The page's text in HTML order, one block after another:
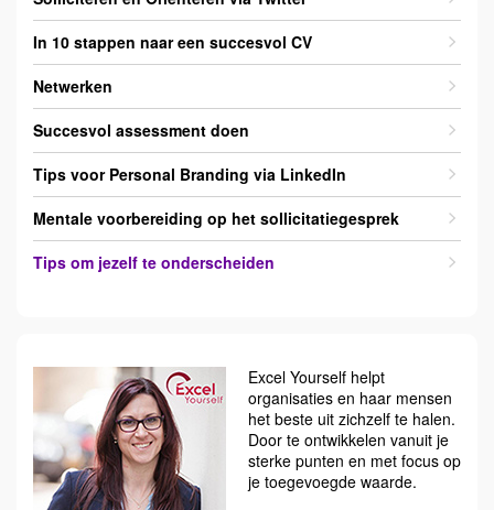
In 10 stappen naar een succesvol CV
Netwerken
Succesvol assessment doen
Tips voor Personal Branding via LinkedIn
Mentale voorbereiding op het sollicitatiegesprek
Tips om jezelf te onderscheiden
Excel Yourself helpt
organisaties en haar mensen
het beste uit zichzelf te halen.
Door te ontwikkelen vanuit je
sterke punten en met focus op
je toegevoegde waarde.